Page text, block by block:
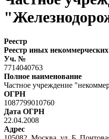
Реестр
Реестр иных
Уч. №
7714040763
Полное наименование
Частное учреждение
ОГРН
1087799010760
Дата ОГРН
22.04.2008
Адрес